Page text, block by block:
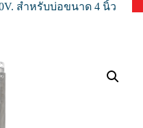
สำหรับบ่อขนาด 4 นิ้ว